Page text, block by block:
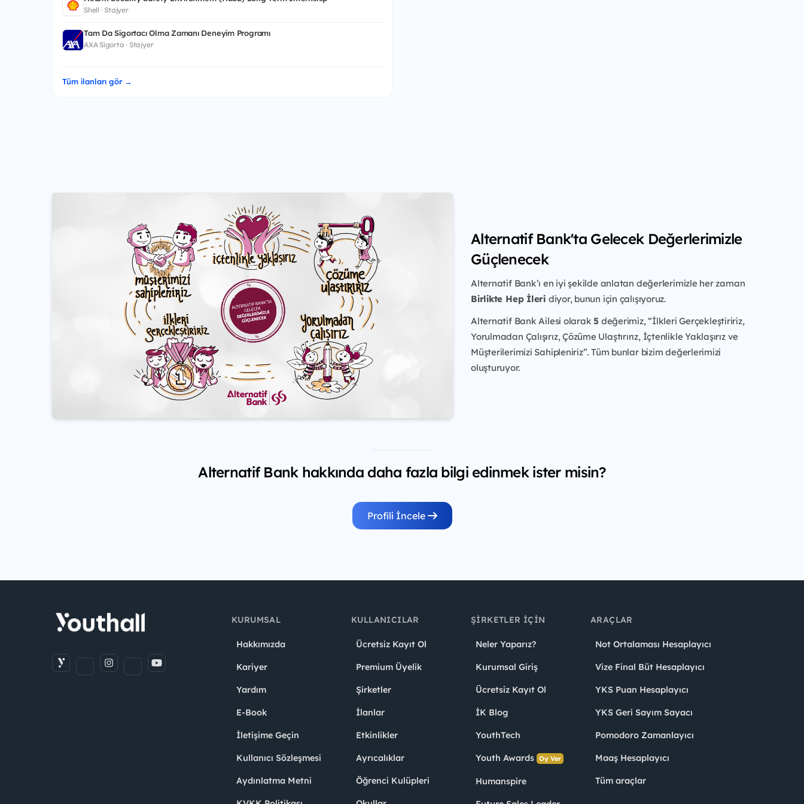
Shell · Stajyer
Tam Da Sigortacı Olma Zamanı Deneyim Programı
AXA Sigorta · Stajyer
Tüm ilanları gör →
Alternatif Bank'ta Gelecek Değerlerimizle
Güçlenecek
Alternatif Bank’ı en iyi şekilde anlatan değerlerimizle her zaman
Birlikte Hep İleri diyor, bunun için çalışıyoruz.
Alternatif Bank Ailesi olarak5 değerimiz, “İlkleri Gerçekleştiririz,
Yorulmadan Çalışırız, Çözüme Ulaştırırız, İçtenlikle Yaklaşırız ve
Müşterilerimizi Sahipleniriz”. Tüm bunlar bizim değerlerimizi
oluşturuyor.
Alternatif Bank hakkında daha fazla bilgi edinmek ister misin?
Profili İncele
KURUMSAL
Hakkımızda
Kariyer
Yardım
E-Book
İletişime Geçin
Kullanıcı Sözleşmesi
Aydınlatma Metni
KULLANICILAR
Ücretsiz Kayıt Ol
Premium Üyelik
Şirketler
İlanlar
Etkinlikler
Ayrıcalıklar
Öğrenci Kulüpleri
ŞIRKETLER İÇIN
Neler Yaparız?
Kurumsal Giriş
Ücretsiz Kayıt Ol
İK Blog
YouthTech
Youth Awards Oy Ver
Humanspire
ARAÇLAR
Not Ortalaması Hesaplayıcı
Vize Final Büt Hesaplayıcı
YKS Puan Hesaplayıcı
YKS Geri Sayım Sayacı
Pomodoro Zamanlayıcı
Maaş Hesaplayıcı
Tüm araçlar